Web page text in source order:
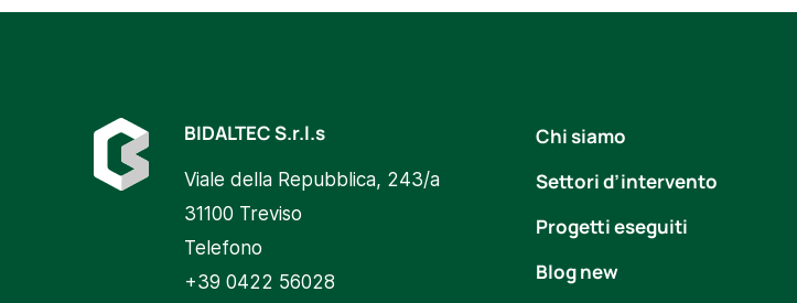
BIDALTEC S.r.l.s
Viale della Repubblica, 243/a
31100 Treviso
Telefono
+39 0422 56028
Chi siamo
Settori d’intervento
Progetti eseguiti
Blog new